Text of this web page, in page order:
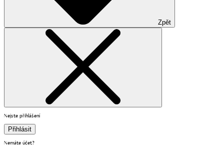
Zpět
Nejste přihlášení
Přihlásit
Nemáte účet?